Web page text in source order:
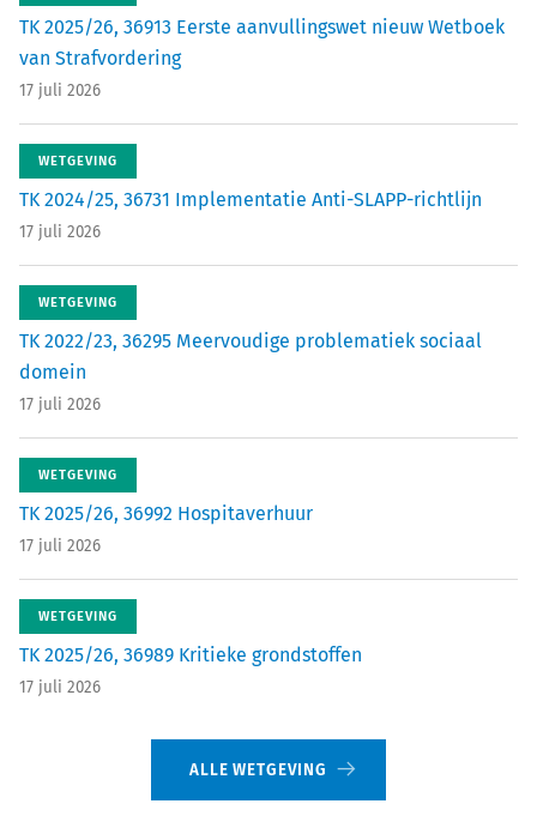
TK 2025/26, 36913 Eerste aanvullingswet nieuw Wetboek
van Strafvordering
17 juli 2026
WETGEVING
TK 2024/25, 36731 Implementatie Anti-SLAPP-richtlijn
17 juli 2026
WETGEVING
TK 2022/23, 36295 Meervoudige problematiek sociaal
domein
17 juli 2026
WETGEVING
TK 2025/26, 36992 Hospitaverhuur
17 juli 2026
WETGEVING
TK 2025/26, 36989 Kritieke grondstoffen
17 juli 2026
ALLE WETGEVING